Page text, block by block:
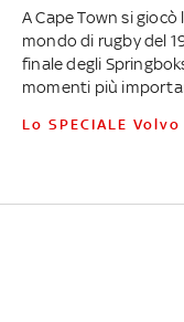
A Cape Town si
mondo di rugby del
finale degli
momenti più
Lo SPECIALE